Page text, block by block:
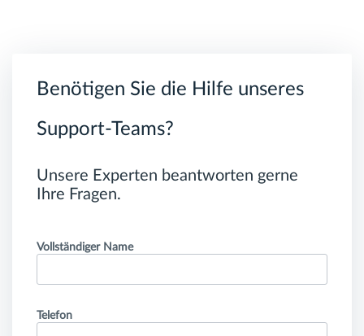
Benötigen Sie die Hilfe unseres
Support-Teams?
Unsere Experten beantworten gerne
Ihre Fragen.
Vollständiger Name
Telefon